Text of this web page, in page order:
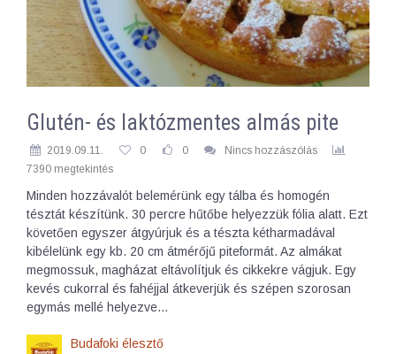
Glutén- és laktózmentes almás pite
2019.09.11. 0 0
Nincs hozzászólás
7390 megtekintés
Minden hozzávalót belemérünk egy tálba és homogén
tésztát készítünk. 30 percre hűtőbe helyezzük fólia alatt. Ezt
követően egyszer átgyúrjuk és a tészta kétharmadával
kibélelünk egy kb. 20 cm átmérőjű piteformát. Az almákat
megmossuk, magházat eltávolítjuk és cikkekre vágjuk. Egy
kevés cukorral és fahéjjal átkeverjük és szépen szorosan
egymás mellé helyezve…
Budafoki élesztő